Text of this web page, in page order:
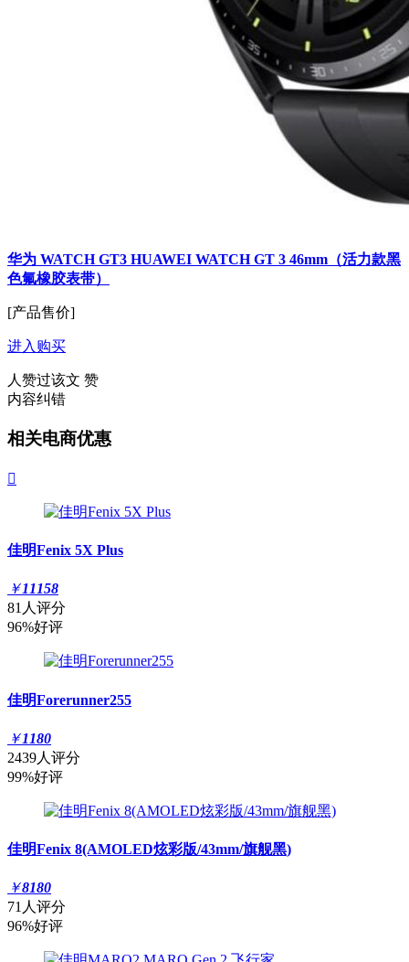
华为 WATCH GT3 HUAWEI WATCH GT 3 46mm（活力款黑
色氟橡胶表带）
[产品售价]
进入购买
人赞过该文 赞
内容纠错
相关电商优惠

佳明Fenix 5X Plus
￥11158
81人评分
96%好评
佳明Forerunner255
￥1180
2439人评分
99%好评
佳明Fenix 8(AMOLED炫彩版/43mm/旗舰黑)
￥8180
71人评分
96%好评